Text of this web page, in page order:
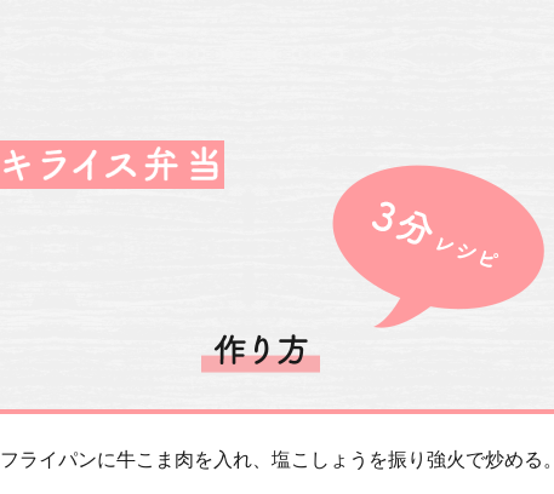
フライパンに牛こま肉を入れ、塩こしょうを振り強火で炒める。